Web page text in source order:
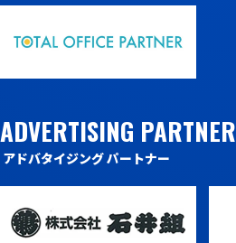
ADVERTISING PARTNER
アドバタイジング パートナー